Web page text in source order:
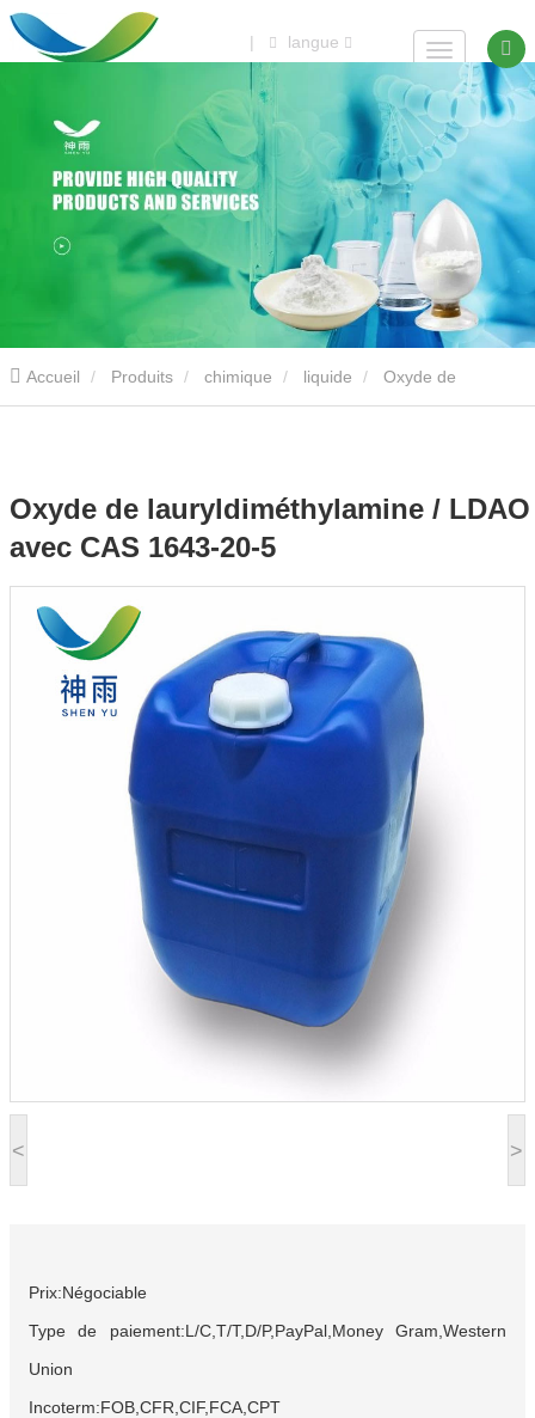
| langue
Accueil Produits chimique liquide
< >
Oxyde de lauryldiméthylamine / LDAO
avec CAS 1643-20-5
Prix:Négociable
Type de paiement:L/C,T/T,D/P,PayPal,Money Gram,Western
Union
Incoterm:FOB,CFR,CIF,FCA,CPT